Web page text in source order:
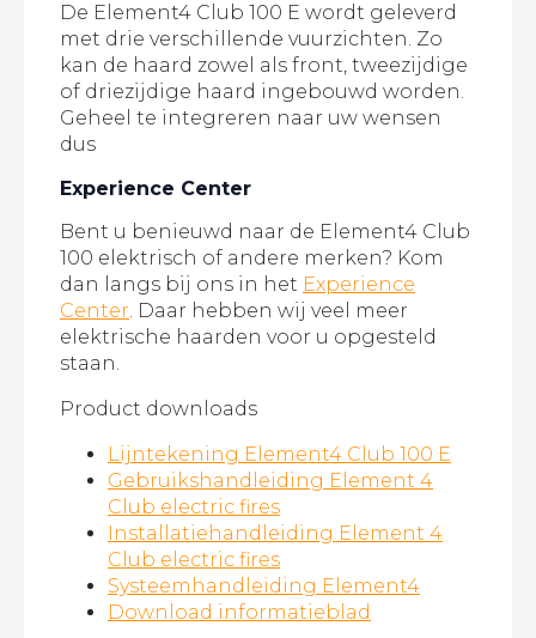
De Element4 Club 100 E wordt geleverd
met drie verschillende vuurzichten. Zo
kan de haard zowel als front, tweezijdige
of driezijdige haard ingebouwd worden.
Geheel te integreren naar uw wensen
dus
Experience Center
Bent u benieuwd naar de Element4 Club
100 elektrisch of andere merken? Kom
dan langs bij ons in het Experience
Center. Daar hebben wij veel meer
elektrische haarden voor u opgesteld
staan.
Product downloads
Lijntekening Element4 Club 100 E
Gebruikshandleiding Element 4
Club electric fires
Installatiehandleiding Element 4
Club electric fires
Systeemhandleiding Element4
Download informatieblad